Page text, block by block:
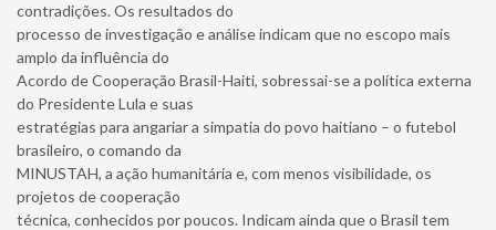
contradições. Os resultados do
processo de investigação e análise indicam que no escopo mais
amplo da influência do
Acordo de Cooperação Brasil-Haiti, sobressai-se a política externa
do Presidente Lula e suas
estratégias para angariar a simpatia do povo haitiano – o futebol
brasileiro, o comando da
MINUSTAH, a ação humanitária e, com menos visibilidade, os
projetos de cooperação
técnica, conhecidos por poucos. Indicam ainda que o Brasil tem